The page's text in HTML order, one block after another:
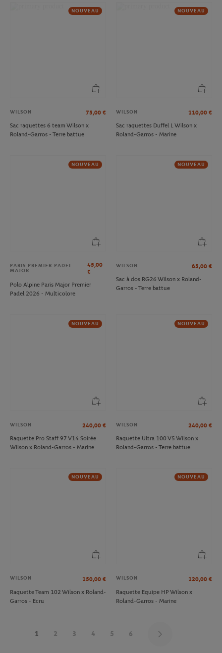
NOUVEAU
WILSON 75,00 €
Sac raquettes 6 team Wilson x
Roland-Garros - Terre battue
NOUVEAU
WILSON 110,00 €
Sac raquettes Duffel L Wilson x
Roland-Garros - Marine
NOUVEAU
PARIS PREMIER PADEL
MAJOR
45,00
€
Polo Alpine Paris Major Premier
Padel 2026 - Multicolore
NOUVEAU
WILSON 65,00 €
Sac à dos RG26 Wilson x Roland-
Garros - Terre battue
NOUVEAU
WILSON 240,00 €
Raquette Pro Staff 97 V14 Soirée
Wilson x Roland-Garros - Marine
NOUVEAU
WILSON 240,00 €
Raquette Ultra 100 V5 Wilson x
Roland-Garros - Terre battue
NOUVEAU
WILSON 150,00 €
Raquette Team 102 Wilson x Roland-
Garros - Ecru
NOUVEAU
WILSON 120,00 €
Raquette Equipe HP Wilson x
Roland-Garros - Marine
1 2 3 4 5 6